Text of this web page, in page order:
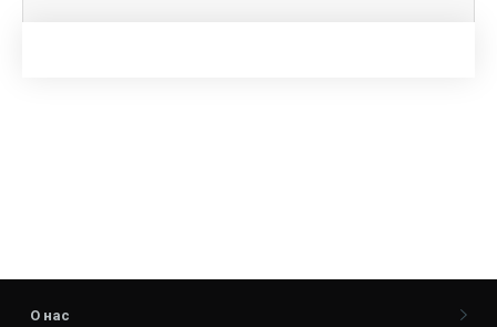
О нас